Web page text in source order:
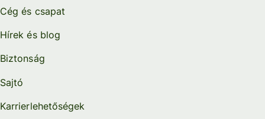
Cég és csapat
Hírek és blog
Biztonság
Sajtó
Karrierlehetőségek